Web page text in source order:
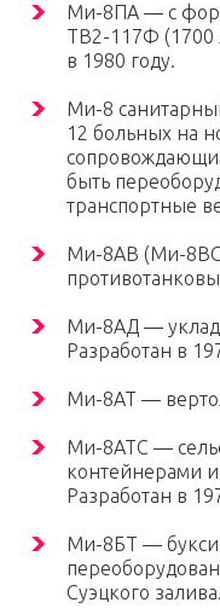
Ми-8ПА — с
ТВ2-117Ф (1700
в 1980 году.
Ми-8
12 больных на
быть
транспортные
Ми-8АВ (Ми-
Ми-8АД —
Разработан в
Ми-8АТ —
Ми-8АТС —
контейнерами
Разработан в
Ми-8БТ —
Суэцкого залива.